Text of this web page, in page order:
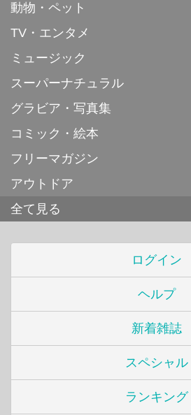
動物・ペット
TV・エンタメ
ミュージック
スーパーナチュラル
グラビア・写真集
コミック・絵本
フリーマガジン
アウトドア
全て見る
ログイン
ヘルプ
新着雑誌
スペシャル
ランキング